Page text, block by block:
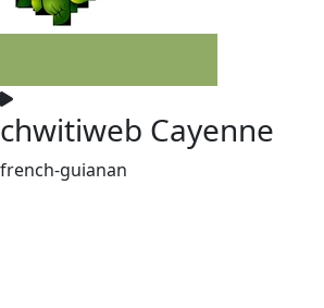
chwitiweb Cayenne
french-guianan